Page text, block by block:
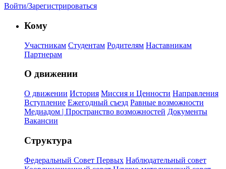
Войти/Зарегистрироваться
Кому
Участникам Студентам Родителям Наставникам
Партнерам
О движении
О движении История Миссия и Ценности Направления
Вступление Ежегодный съезд Равные возможности
Медиадом | Пространство возможностей Документы
Вакансии
Структура
Федеральный Совет Первых Наблюдательный совет